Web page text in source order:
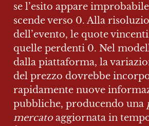
se l’esito appare
scende verso 0. Alla
dell’evento, le quote
quelle perdenti 0. Nel
dalla piattaforma, la
del prezzo dovrebbe
rapidamente nuove
pubbliche, producendo una
mercato aggiornata in